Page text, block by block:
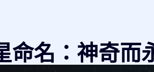
命名：神奇而